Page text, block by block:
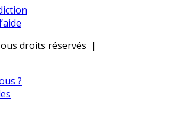
droits réservés |
?